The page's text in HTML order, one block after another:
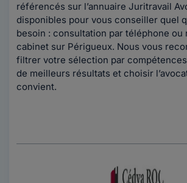
référencés sur l’annuaire Juritravail
disponibles pour vous conseiller quel
besoin : consultation par téléphone ou
cabinet sur Périgueux. Nous vous
filtrer votre sélection par
de meilleurs résultats et choisir
convient.